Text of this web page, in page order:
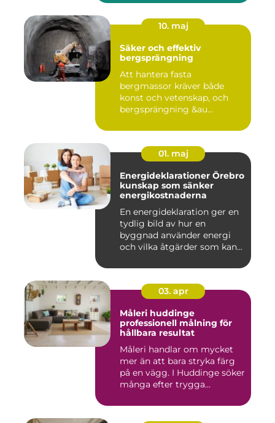
10. maj
Säker och effektiv
bergsprängning
Att hantera fasta
bergmassor kräver både
konst och vetenskap, och
bergsprängning &au...
01. maj
Energideklarationer Örebro
kunskap som sänker
energikostnaderna
En energideklaration ger en
tydlig bild av hur en
byggnad använder energi
och vilka åtgärder som kan...
03. apr
Måleri huddinge
professionell målning för
hållbara resultat
Måleri handlar om mycket
mer än att bara stryka färg
på en vägg. I Huddinge söker
många efter trygga...